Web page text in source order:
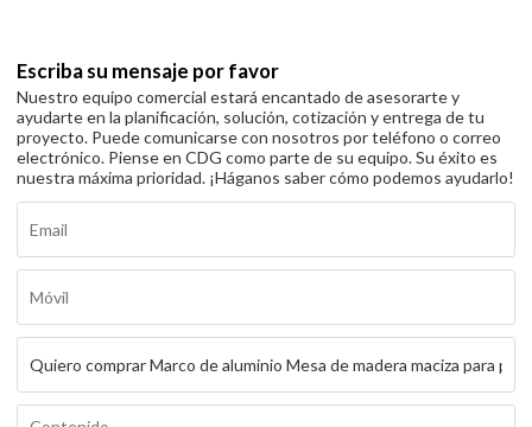
Escriba su mensaje por favor
Nuestro equipo comercial estará encantado de asesorarte y
ayudarte en la planificación, solución, cotización y entrega de tu
proyecto. Puede comunicarse con nosotros por teléfono o correo
electrónico. Piense en CDG como parte de su equipo. Su éxito es
nuestra máxima prioridad. ¡Háganos saber cómo podemos ayudarlo!